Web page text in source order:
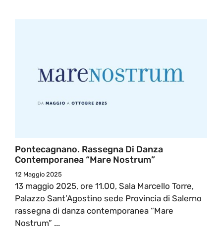
Pontecagnano. Rassegna Di Danza
Contemporanea “Mare Nostrum”
12 Maggio 2025
13 maggio 2025, ore 11.00, Sala Marcello Torre,
Palazzo Sant’Agostino sede Provincia di Salerno
rassegna di danza contemporanea “Mare
Nostrum” ...